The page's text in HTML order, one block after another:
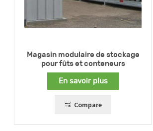
Magasin modulaire de stockage
pour fûts et conteneurs
En savoir plus
Compare